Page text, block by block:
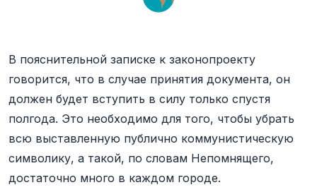
В пояснительной записке к законопроекту
говорится, что в случае принятия документа, он
должен будет вступить в силу только спустя
полгода. Это необходимо для того, чтобы убрать
всю выставленную публично коммунистическую
символику, а такой, по словам Непомнящего,
достаточно много в каждом городе.